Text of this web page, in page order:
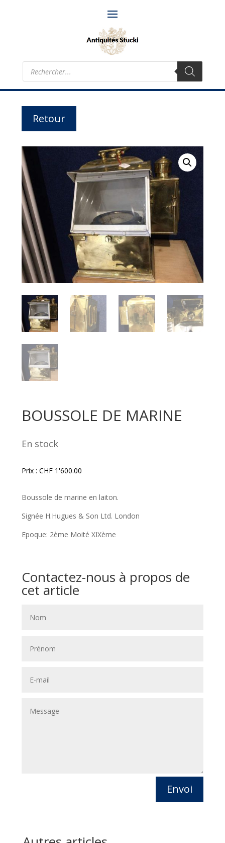
Recherche
produits
Retour
BOUSSOLE DE MARINE
En stock
Prix : CHF1'600.00
Boussole de marine en laiton.
Signée H.Hugues & Son Ltd. London
Epoque: 2ème Moité XIXème
Contactez-nous à propos de
cet article
Envoi